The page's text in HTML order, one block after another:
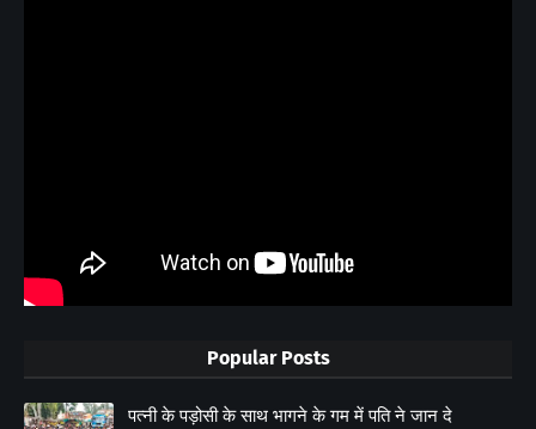
Popular Posts
पत्नी के पड़ोसी के साथ भागने के गम में पति ने जान दे